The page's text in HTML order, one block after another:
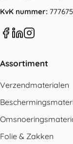
KvK nummer:
Assortiment
Verzendmaterialen
Folie & Zakken